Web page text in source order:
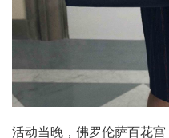
活动当晚，佛罗伦萨百花宫